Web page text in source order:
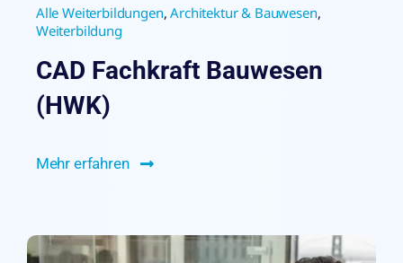
Alle Weiterbildungen,Architektur & Bauwesen,
Weiterbildung
CAD Fachkraft Bauwesen
(HWK)
Mehr erfahren